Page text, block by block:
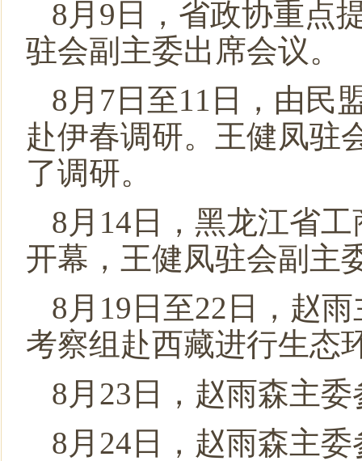
8月9日，省政协重点
驻会副主委出席会议。
8月7日至11日，由民
赴伊春调研。王健凤驻
了调研。
8月14日，黑龙江省
开幕，王健凤驻会副主
8月19日至22日，赵
考察组赴西藏进行生态
8月23日，赵雨森主
8月24日，赵雨森主